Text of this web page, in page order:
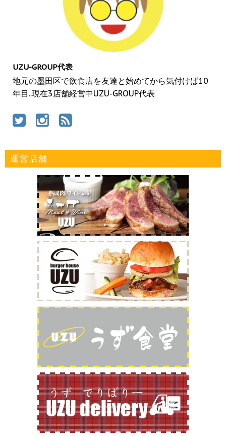
UZU-GROUP代表
地元の墨田区で飲食店を友達と始めてから気付けば10
年目..現在3店舗経営中UZU-GROUP代表
運営店舗